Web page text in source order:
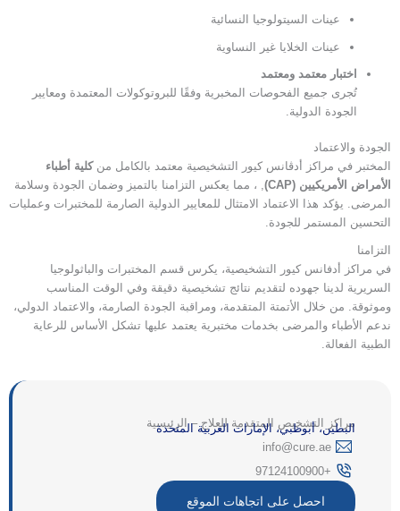
عينات السيتولوجيا النسائية
عينات الخلايا غير النساوية
اختبار معتمد ومعتمد
تُجرى جميع الفحوصات المخبرية وفقًا للبروتوكولات المعتمدة ومعايير
الجودة الدولية.
الجودة والاعتماد
المختبر في مراكز أدڤانس كيور التشخيصية معتمد بالكامل منكلية أطباء
الأمراض الأمريكيين (CAP)
, ، مما يعكس التزامنا بالتميز وضمان الجودة وسلامة
المرضى. يؤكد هذا الاعتماد الامتثال للمعايير الدولية الصارمة للمختبرات وعمليات
التحسين المستمر للجودة.
التزامنا
في مراكز أدفانس كيور التشخيصية، يكرس قسم المختبرات والباثولوجيا
السريرية لدينا جهوده لتقديم نتائج تشخيصية دقيقة وفي الوقت المناسب
وموثوقة. من خلال الأتمتة المتقدمة، ومراقبة الجودة الصارمة، والاعتماد الدولي،
ندعم الأطباء والمرضى بخدمات مختبرية يعتمد عليها تشكل الأساس للرعاية
الطبية الفعالة.
مراكز التشخيص المتقدمة للعلاج – الرئيسية
البطين، أبوظبي، الإمارات العربية المتحدة
‎info@cure.ae‎
+97124100900
احصل على اتجاهات الموقع